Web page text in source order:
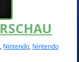
, Nintendo, Nintendo